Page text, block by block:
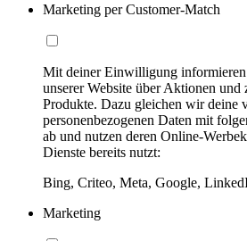
Marketing per Customer-Match
Mit deiner Einwilligung
unserer Website über Aktionen und
Produkte. Dazu gleichen wir deine
personenbezogenen Daten mit
ab und nutzen deren Online-
Dienste bereits nutzt:
Bing, Criteo, Meta, Google,
Marketing